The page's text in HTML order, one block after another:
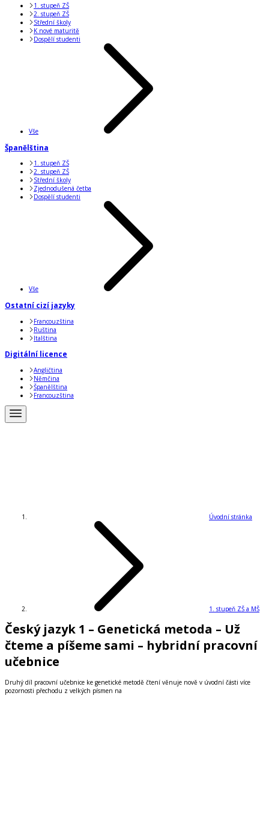
1. stupeň ZŠ
2. stupeň ZŠ
Střední školy
K nové maturitě
Dospělí studenti
Vše
Španělština
1. stupeň ZŠ
2. stupeň ZŠ
Střední školy
Zjednodušená četba
Dospělí studenti
Vše
Ostatní cizí jazyky
Francouzština
Ruština
Italština
Digitální licence
Angličtina
Němčina
Španělština
Francouzština
Úvodní stránka
1. stupeň ZŠ a MŠ
Český jazyk 1 – Genetická metoda – Už
čteme a píšeme sami – hybridní pracovní
učebnice
Druhý díl pracovní učebnice ke genetické metodě čtení věnuje nově v úvodní části více
pozornosti přechodu z velkých písmen na